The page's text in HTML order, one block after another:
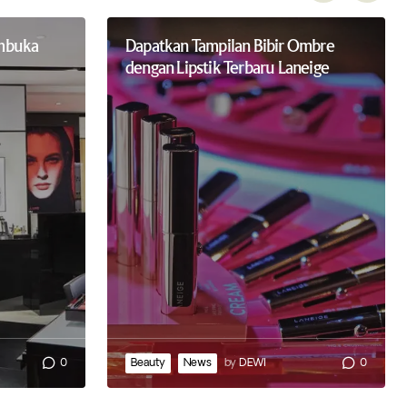
0
Dapatkan Tampilan Bibir Ombre
dengan Lipstik Terbaru Laneige
Beauty News by DEWI 0